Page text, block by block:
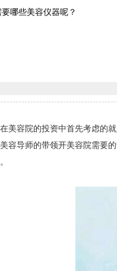
哪些美容仪器呢？
容院的投资中首先考虑的就
容导师的带领开美容院需要